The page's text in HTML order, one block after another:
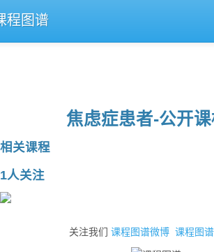
程图谱
焦虑症患者-公开
相关课程
1人关注
关注我们 课程图谱微博 课程图